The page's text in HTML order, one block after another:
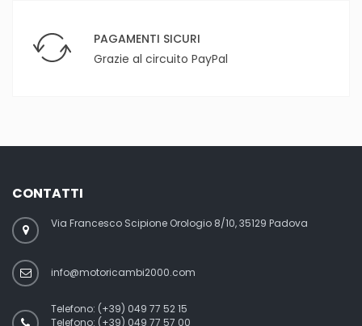
PAGAMENTI SICURI
Grazie al circuito PayPal
CONTATTI
Via Francesco Scipione Orologio 8/10, 35129 Padova
info@motoricambi2000.com
Telefono: (+39) 049 77 52 15
Telefono: (+39) 049 77 57 00